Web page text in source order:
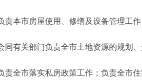
本市房屋使用、修缮及设备管理工作
有关部门负责全市土地资源的规划、
全市落实私房政策工作；负责全市住